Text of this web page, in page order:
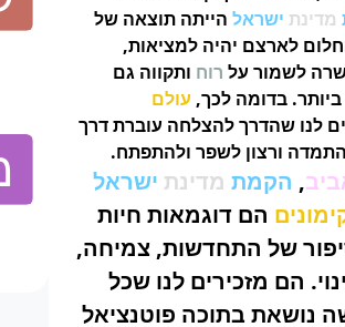
מדינת ישראל הייתה תוצאה של
לארצם יהיה למציאות,
לשמור על רוח ותקווה גם
בדומה לכך, עולם
לנו שהדרך להצלחה עוברת דרך
ורצון לשפר ולהתפתח.
, הקמת מדינת ישראל
הם דוגמאות חיות
של התחדשות, צמיחה,
הם מזכירים לנו שכל
נושאת בתוכה פוטנציאל